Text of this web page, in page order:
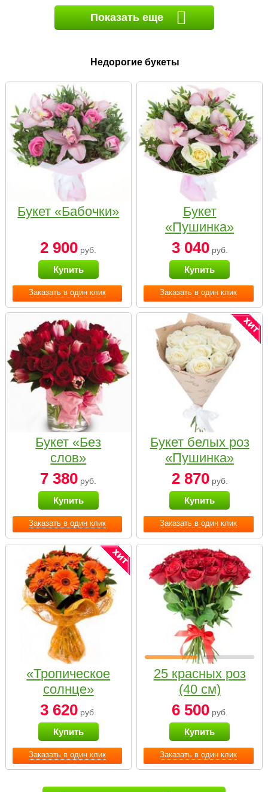
Показать еще
Недорогие букеты
Заказать в один клик
Букет «Бабочки»
2 900 руб.
Купить
Заказать в один клик
Букет
«Пушинка»
3 040руб.
Купить
Заказать в один клик
Букет «Без
слов»
7 380 руб.
Купить
Заказать в один клик
Букет белых роз
«Пушинка»
2 870руб.
Купить
Заказать в один клик
«Тропическое
солнце»
3 620 руб.
Купить
Заказать в один клик
25 красных роз
(40 см)
6 500руб.
Купить